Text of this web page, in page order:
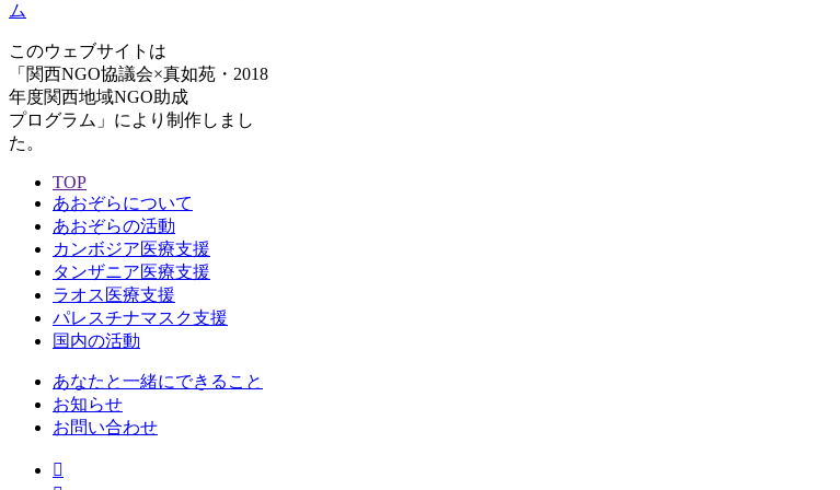
このウェブサイトは
「関西NGO協議会×真如苑・2018
年度関西地域NGO助成
プログラム」により制作しまし
た。
TOP
あおぞらについて
あおぞらの活動
カンボジア医療支援
タンザニア医療支援
ラオス医療支援
パレスチナマスク支援
国内の活動
あなたと一緒にできること
お知らせ
お問い合わせ